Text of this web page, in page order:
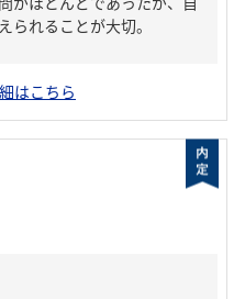
られることが大切。
はこちら